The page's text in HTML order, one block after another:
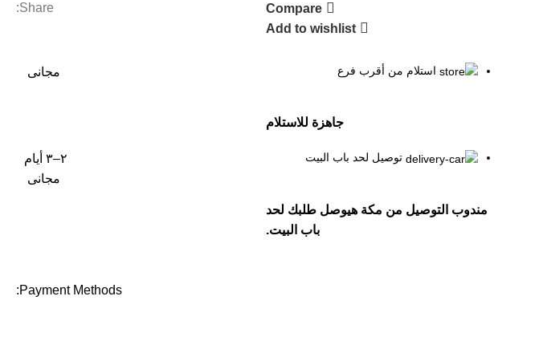
Compare
Add to wishlist
Share:
استلام من أقرب فرع
جاهزة للاستلام
مجانى
توصيل لحد باب البيت
مندوب التوصيل من مكة هيوصل طلبك لحد
باب البيت.
٢–٣ أيام
مجانى
Payment Methods: